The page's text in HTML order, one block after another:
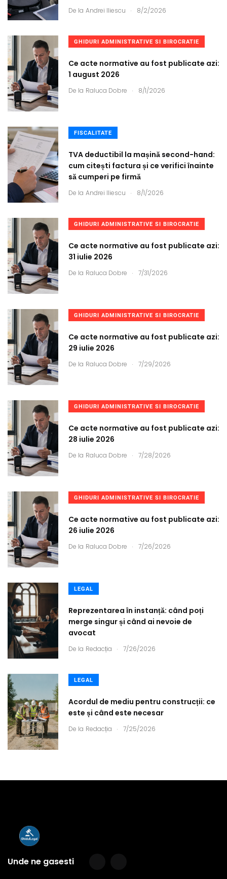
De la Andrei Iliescu . 8/2/2026
GHIDURI ADMINISTRATIVE SI BIROCRATIE
Ce acte normative au fost publicate azi:
1 august 2026
De la Raluca Dobre . 8/1/2026
FISCALITATE
TVA deductibil la mașină second-hand:
cum citești factura și ce verifici înainte
să cumperi pe firmă
De la Andrei Iliescu . 8/1/2026
GHIDURI ADMINISTRATIVE SI BIROCRATIE
Ce acte normative au fost publicate azi:
31 iulie 2026
De la Raluca Dobre . 7/31/2026
GHIDURI ADMINISTRATIVE SI BIROCRATIE
Ce acte normative au fost publicate azi:
29 iulie 2026
De la Raluca Dobre . 7/29/2026
GHIDURI ADMINISTRATIVE SI BIROCRATIE
Ce acte normative au fost publicate azi:
28 iulie 2026
De la Raluca Dobre . 7/28/2026
GHIDURI ADMINISTRATIVE SI BIROCRATIE
Ce acte normative au fost publicate azi:
26 iulie 2026
De la Raluca Dobre . 7/26/2026
LEGAL
Reprezentarea în instanță: când poți
merge singur și când ai nevoie de
avocat
De la Redacția . 7/26/2026
LEGAL
Acordul de mediu pentru construcții: ce
este și când este necesar
De la Redacția . 7/25/2026
Unde ne gasesti